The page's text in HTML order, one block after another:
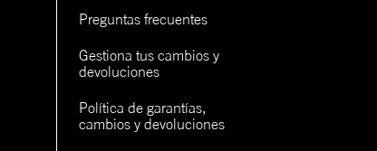
Preguntas frecuentes
Gestiona tus cambios y
devoluciones
Política de garantías,
cambios y devoluciones